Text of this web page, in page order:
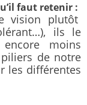
faut retenir :
vision plutôt
ils le
moins
de notre
les différentes